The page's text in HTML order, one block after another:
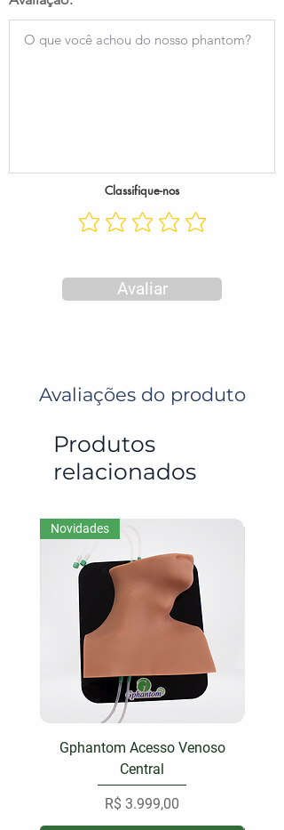
Classifique-nos
Avaliar
Avaliações do produto
Produtos
relacionados
Novidades
Gphantom Acesso Venoso
Central
Preço
R$ 3.999,00